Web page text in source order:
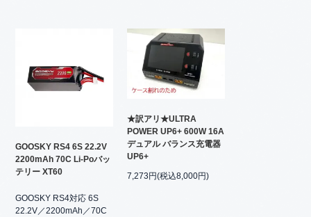
GOOSKY RS4 6S 22.2V
2200mAh 70C Li-Poバッ
テリー XT60
GOOSKY RS4対応 6S
22.2V／2200mAh／70C
★訳アリ★ULTRA
POWER UP6+ 600W 16A
デュアル バランス充電器
UP6+
7,273円(税込8,000円)